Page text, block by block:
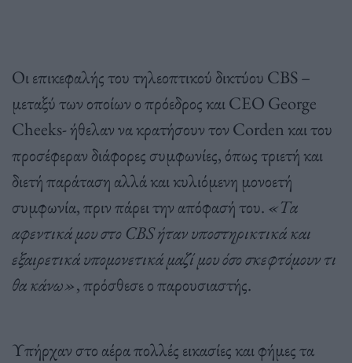
Οι επικεφαλής του τηλεοπτικού δικτύου CBS –
μεταξύ των οποίων ο πρόεδρος και CEO George
Cheeks- ήθελαν να κρατήσουν τον Corden και του
προσέφεραν διάφορες συμφωνίες, όπως τριετή και
διετή παράταση αλλά και κυλιόμενη μονοετή
συμφωνία, πριν πάρει την απόφασή του. «Τα
αφεντικά μου στο CBS ήταν υποστηρικτικά και
εξαιρετικά υπομονετικά μαζί μου όσο σκεφτόμουν τι
θα κάνω», πρόσθεσε ο παρουσιαστής.
Υπήρχαν στο αέρα πολλές εικασίες και φήμες τα